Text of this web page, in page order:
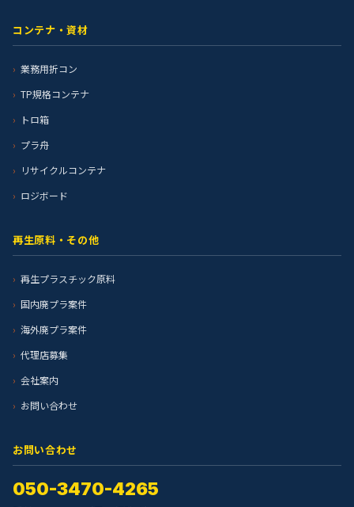
コンテナ・資材
業務用折コン
TP規格コンテナ
トロ箱
プラ舟
リサイクルコンテナ
ロジボード
再生原料・その他
再生プラスチック原料
国内廃プラ案件
海外廃プラ案件
代理店募集
会社案内
お問い合わせ
お問い合わせ
050-3470-4265